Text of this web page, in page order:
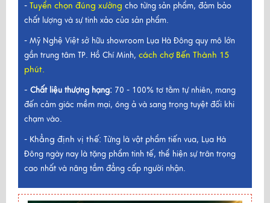
- Tuyển chọn đúng xưởng cho từng sản phẩm, đảm bảo
chất lượng và sự tinh xảo của sản phẩm.
- Mỹ Nghệ Việt sở hữu showroom Lụa Hà Đông quy mô lớn
gần trung tâm TP. Hồ Chí Minh, cách chợ Bến Thành 15
phút.
- Chất liệu thượng hạng: 70 - 100% tơ tằm tự nhiên, mang
đến cảm giác mềm mại, óng ả và sang trọng tuyệt đối khi
chạm vào.
- Khẳng định vị thế: Từng là vật phẩm tiến vua, Lụa Hà
Đông ngày nay là tặng phẩm tinh tế, thể hiện sự trân trọng
cao nhất và nâng tầm đẳng cấp người nhận.